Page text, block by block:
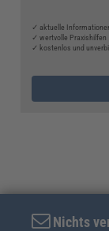
✓ aktuelle
✓ wertvolle Praxishilfen
✓ kostenlos und
Nichts